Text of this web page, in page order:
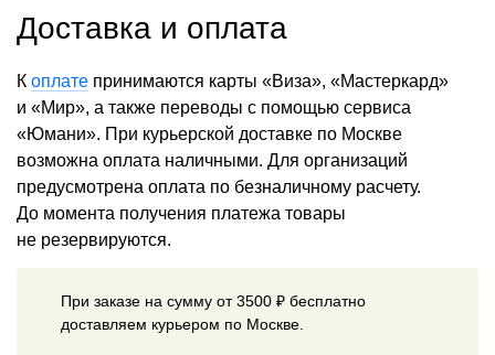
Доставка и оплата
К оплате принимаются карты «Виза», «Мастеркард»
и «Мир», а также переводы с помощью сервиса
«Юмани». При курьерской доставке по Москве
возможна оплата наличными. Для организаций
предусмотрена оплата по безналичному расчету.
До момента получения платежа товары
не резервируются.
При заказе на сумму от 3500 ₽ бесплатно
доставляем курьером по Москве.